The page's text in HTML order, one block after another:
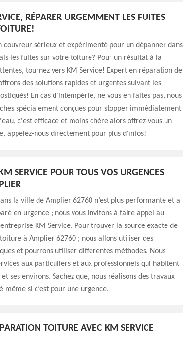
RÉPARER URGEMMENT LES FUITES
couvreur sérieux et expérimenté pour un dépanner dans
les fuites sur votre toiture? Pour un résultat à la
tournez vers KM Service! Expert en réparation de
des solutions rapides et urgentes suivant les
En cas d'intempérie, ne vous en faites pas, nous
spécialement conçues pour stopper immédiatement
c'est efficace et moins chère alors offrez-vous un
appelez-nous directement pour plus d'infos!
SERVICE POUR TOUS VOS URGENCES
la ville de Amplier 62760 n’est plus performante et a
en urgence ; nous vous invitons à faire appel au
KM Service. Pour trouver la source exacte de
à Amplier 62760 ; nous allons utiliser des
et pourrons utiliser différentes méthodes. Nous
aux particuliers et aux professionnels qui habitent
ses environs. Sachez que, nous réalisons des travaux
même si c’est pour une urgence.
TOITURE AVEC KM SERVICE